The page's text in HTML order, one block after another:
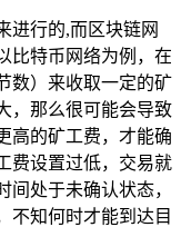
进行的,而区块链网
比特币网络为例，在
数）来收取一定的矿
，那么很可能会导致
高的矿工费，才能确
费设置过低，交易就
处于未确认状态，
不知何时才能到达目